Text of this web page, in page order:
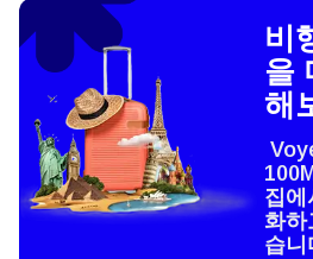
비
을
해
집에
화하
습니